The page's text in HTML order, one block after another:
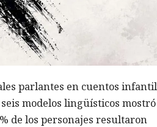
parlantes en cuentos
modelos lingüísticos
de los personajes resultaron